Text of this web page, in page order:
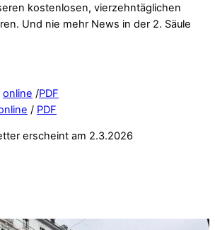
kostenlosen, vierzehntäglichen
Und nie mehr News in der 2. Säule
online /PDF
/ PDF
erscheint am 2.3.2026